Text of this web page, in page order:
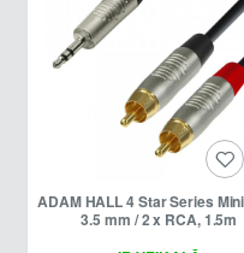
ADAM HALL 4 Star Series Mini Jack
3.5 mm / 2 x RCA, 1.5m